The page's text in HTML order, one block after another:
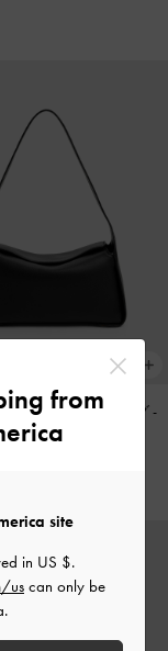
リン ショルダーバッグ-
from
site
in US $.
uscan only be